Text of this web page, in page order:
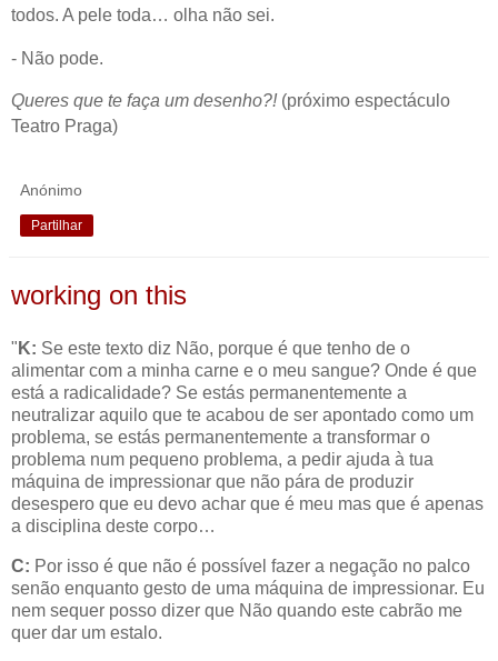
todos. A pele toda… olha não sei.
- Não pode.
Queres que te faça um desenho?! (próximo espectáculo
Teatro Praga)
Anónimo
Partilhar
working on this
" K: Se este texto diz Não, porque é que tenho de o
alimentar com a minha carne e o meu sangue? Onde é que
está a radicalidade? Se estás permanentemente a
neutralizar aquilo que te acabou de ser apontado como um
problema, se estás permanentemente a transformar o
problema num pequeno problema, a pedir ajuda à tua
máquina de impressionar que não pára de produzir
desespero que eu devo achar que é meu mas que é apenas
a disciplina deste corpo…
C: Por isso é que não é possível fazer a negação no palco
senão enquanto gesto de uma máquina de impressionar. Eu
nem sequer posso dizer que Não quando este cabrão me
quer dar um estalo.